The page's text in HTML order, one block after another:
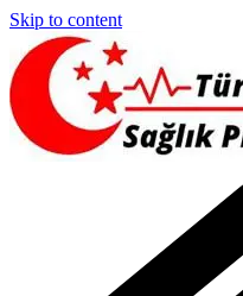
Skip to content